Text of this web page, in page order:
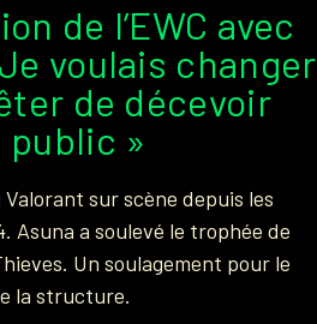
de l’EWC avec
voulais changer
de décevoir
public »
sur scène depuis les
Asuna a soulevé le trophée de
Un soulagement pour le
la structure.